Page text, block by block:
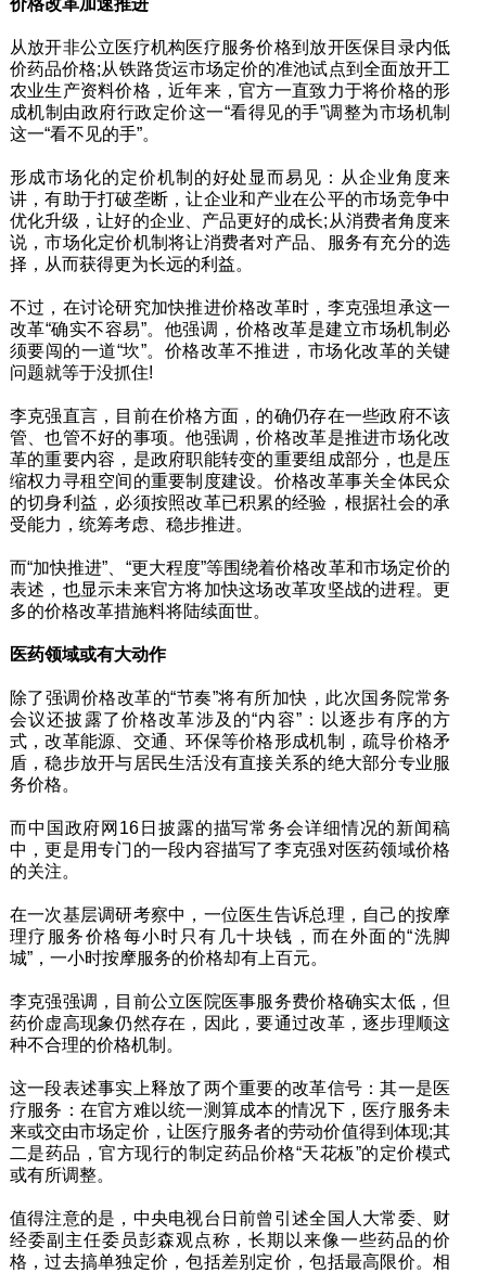
价格改革加速推进
从放开非公立医疗机构医疗服务价格到放开医保目录内低
价药品价格;从铁路货运市场定价的准池试点到全面放开工
农业生产资料价格，近年来，官方一直致力于将价格的形
成机制由政府行政定价这一“看得见的手”调整为市场机制
这一“看不见的手”。
形成市场化的定价机制的好处显而易见：从企业角度来
讲，有助于打破垄断，让企业和产业在公平的市场竞争中
优化升级，让好的企业、产品更好的成长;从消费者角度来
说，市场化定价机制将让消费者对产品、服务有充分的选
择，从而获得更为长远的利益。
不过，在讨论研究加快推进价格改革时，李克强坦承这一
改革“确实不容易”。他强调，价格改革是建立市场机制必
须要闯的一道“坎”。价格改革不推进，市场化改革的关键
问题就等于没抓住!
李克强直言，目前在价格方面，的确仍存在一些政府不该
管、也管不好的事项。他强调，价格改革是推进市场化改
革的重要内容，是政府职能转变的重要组成部分，也是压
缩权力寻租空间的重要制度建设。价格改革事关全体民众
的切身利益，必须按照改革已积累的经验，根据社会的承
受能力，统筹考虑、稳步推进。
而“加快推进”、“更大程度”等围绕着价格改革和市场定价的
表述，也显示未来官方将加快这场改革攻坚战的进程。更
多的价格改革措施料将陆续面世。
医药领域或有大动作
除了强调价格改革的“节奏”将有所加快，此次国务院常务
会议还披露了价格改革涉及的“内容”：以逐步有序的方
式，改革能源、交通、环保等价格形成机制，疏导价格矛
盾，稳步放开与居民生活没有直接关系的绝大部分专业服
务价格。
而中国政府网16日披露的描写常务会详细情况的新闻稿
中，更是用专门的一段内容描写了李克强对医药领域价格
的关注。
在一次基层调研考察中，一位医生告诉总理，自己的按摩
理疗服务价格每小时只有几十块钱，而在外面的“洗脚
城”，一小时按摩服务的价格却有上百元。
李克强强调，目前公立医院医事服务费价格确实太低，但
药价虚高现象仍然存在，因此，要通过改革，逐步理顺这
种不合理的价格机制。
这一段表述事实上释放了两个重要的改革信号：其一是医
疗服务：在官方难以统一测算成本的情况下，医疗服务未
来或交由市场定价，让医疗服务者的劳动价值得到体现;其
二是药品，官方现行的制定药品价格“天花板”的定价模式
或有所调整。
值得注意的是，中央电视台日前曾引述全国人大常委、财
经委副主任委员彭森观点称，长期以来像一些药品的价
格，过去搞单独定价，包括差别定价，包括最高限价。相